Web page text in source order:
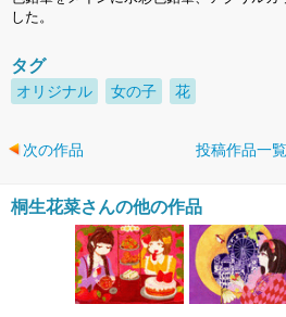
した。
タグ
オリジナル 女の子 花
次の作品 投稿作品一覧
桐生花菜さんの他の作品